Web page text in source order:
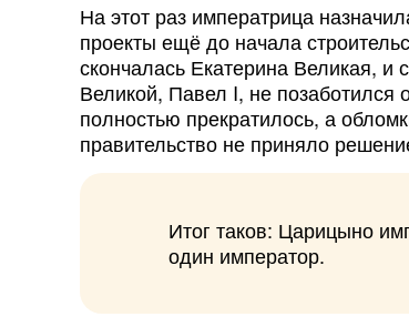
На этот раз императрица
проекты ещё до начала
скончалась Екатерина Великая, и
Великой, Павел I, не позаботился
полностью прекратилось, а
правительство не приняло
Итог таков: Царицыно
один император.